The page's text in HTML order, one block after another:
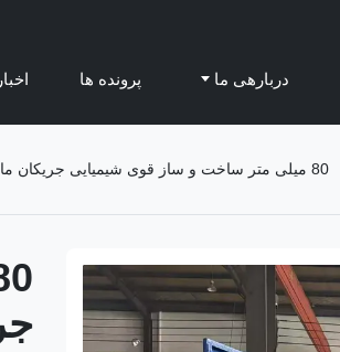
دربارهی ما پرونده ها اخبار
80 میلی متر ساخت و ساز قوی شیمیایی جریکان ماشین قالب گیری اتوماتیک